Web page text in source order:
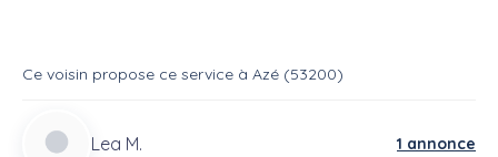
Ce voisin propose ce service à Azé (53200)
Lea M. 1 annonce